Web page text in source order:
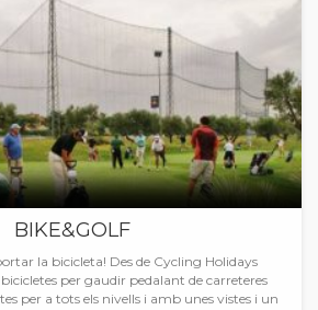
BIKE&GOLF
la bicicleta! Des de Cycling Holidays
per gaudir pedalant de carreteres
per a tots els nivells i amb unes vistes i un